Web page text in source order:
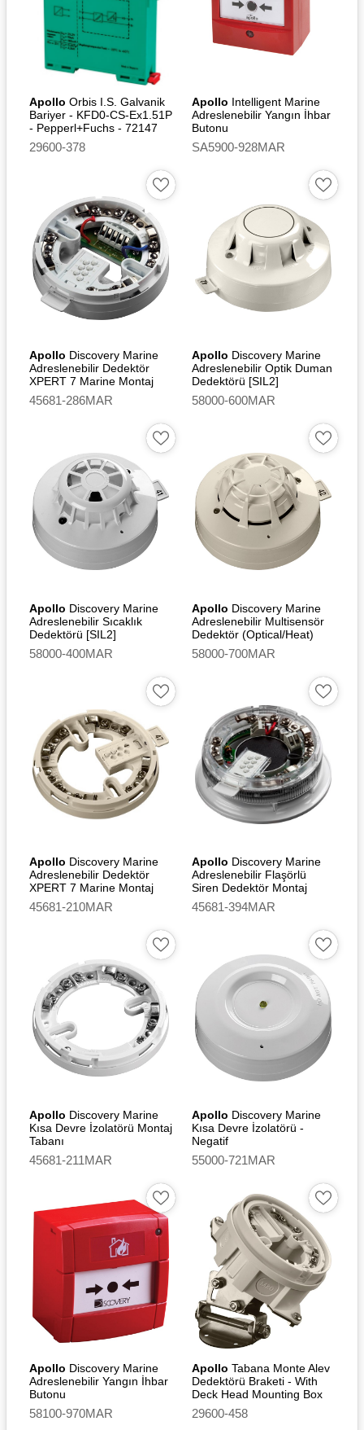
Apollo Orbis I.S. Galvanik
Bariyer - KFD0-CS-Ex1.51P
- Pepperl+Fuchs - 72147
29600-378
Apollo Intelligent Marine
Adreslenebilir Yangın İhbar
Butonu
SA5900-928MAR
Apollo Discovery Marine
Adreslenebilir Dedektör
XPERT 7 Marine Montaj
Tabanı - Isolating [SIL2]
45681-286MAR
Apollo Discovery Marine
Adreslenebilir Optik Duman
Dedektörü [SIL2]
58000-600MAR
Apollo Discovery Marine
Adreslenebilir Sıcaklık
Dedektörü [SIL2]
58000-400MAR
Apollo Discovery Marine
Adreslenebilir Multisensör
Dedektör (Optical/Heat)
[SIL2]
58000-700MAR
Apollo Discovery Marine
Adreslenebilir Dedektör
XPERT 7 Marine Montaj
Tabanı
45681-210MAR
Apollo Discovery Marine
Adreslenebilir Flaşörlü
Siren Dedektör Montaj
Tabanı
45681-394MAR
Apollo Discovery Marine
Kısa Devre İzolatörü Montaj
Tabanı
45681-211MAR
Apollo Discovery Marine
Kısa Devre İzolatörü -
Negatif
55000-721MAR
Apollo Discovery Marine
Adreslenebilir Yangın İhbar
Butonu
58100-970MAR
Apollo Tabana Monte Alev
Dedektörü Braketi - With
Deck Head Mounting Box
29600-458